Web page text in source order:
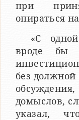
при
опираться
«С
вроде бы
без должной
домыслов,
указал,